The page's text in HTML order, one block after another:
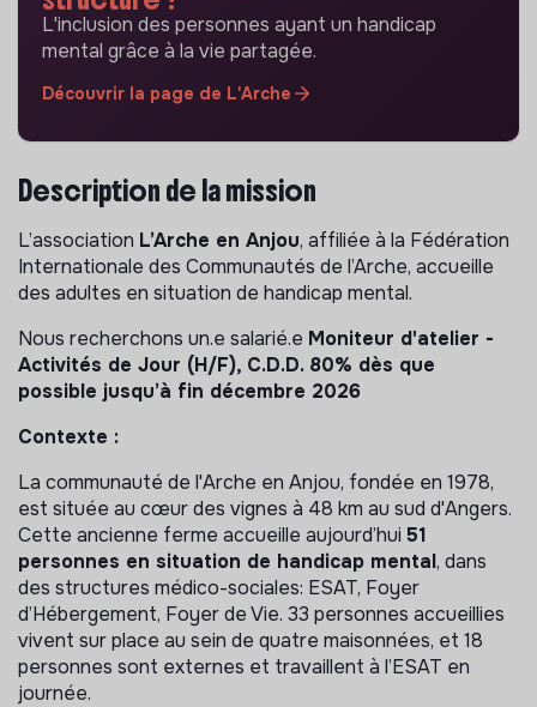
L'inclusion des personnes ayant un handicap
mental grâce à la vie partagée.
Découvrir la page de L'Arche
Description de la mission
L’association L’Arche en Anjou, affiliée à la Fédération
Internationale des Communautés de l’Arche, accueille
des adultes en situation de handicap mental.
Nous recherchons un.e salarié.e Moniteur d'atelier -
Activités de Jour (H/F), C.D.D. 80% dès que
possible jusqu’à fin décembre 2026
Contexte :
La communauté de l'Arche en Anjou, fondée en 1978,
est située au cœur des vignes à 48 km au sud d'Angers.
Cette ancienne ferme accueille aujourd’hui 51
personnes en situation de handicap mental, dans
des structures médico-sociales: ESAT, Foyer
d’Hébergement, Foyer de Vie. 33 personnes accueillies
vivent sur place au sein de quatre maisonnées, et 18
personnes sont externes et travaillent à l’ESAT en
journée.